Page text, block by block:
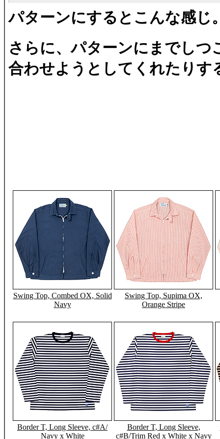
パターンにするとこんな感じ
さらに、パターンにまでしつ
合わせようとしてくれたりす
Swing Top, Combed OX, Solid
Navy
Swing Top, Supima OX,
Orange Stripe
Border T, Long Sleeve, c#A/
Navy x White
Border T, Long Sleeve,
c#B/Trim Red x White x Navy